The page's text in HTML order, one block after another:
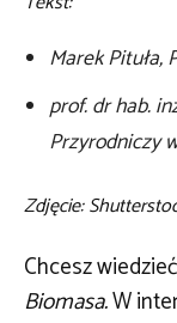
Marek Pituła,
prof. dr hab.
Przyrodniczy
Zdjęcie:
Chcesz
Biomasa.W